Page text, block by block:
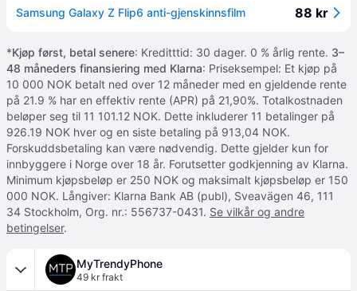
Samsung Galaxy Z Flip6 anti-gjenskinnsfilm 88 kr
*Kjøp først, betal senere: Kreditttid: 30 dager. 0 % årlig rente. 3–
48 måneders finansiering med Klarna: Priseksempel: Et kjøp på
10 000 NOK betalt ned over 12 måneder med en gjeldende rente
på 21.9 % har en effektiv rente (APR) på 21,90%. Totalkostnaden
beløper seg til 11 101.12 NOK. Dette inkluderer 11 betalinger på
926.19 NOK hver og en siste betaling på 913,04 NOK.
Forskuddsbetaling kan være nødvendig. Dette gjelder kun for
innbyggere i Norge over 18 år. Forutsetter godkjenning av Klarna.
Minimum kjøpsbeløp er 250 NOK og maksimalt kjøpsbeløp er 150
000 NOK. Långiver: Klarna Bank AB (publ), Sveavägen 46, 111
34 Stockholm, Org. nr.: 556737-0431. Se vilkår og andre
betingelser.
MyTrendyPhone
49 kr frakt